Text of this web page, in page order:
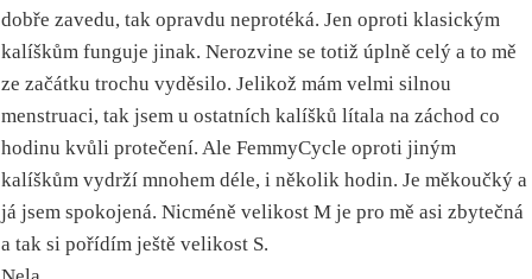
dobře zavedu, tak opravdu neprotéká. Jen oproti klasickým
kalíškům funguje jinak. Nerozvine se totiž úplně celý a to mě
ze začátku trochu vyděsilo. Jelikož mám velmi silnou
menstruaci, tak jsem u ostatních kalíšků lítala na záchod co
hodinu kvůli protečení. Ale FemmyCycle oproti jiným
kalíškům vydrží mnohem déle, i několik hodin. Je měkoučký a
já jsem spokojená. Nicméně velikost M je pro mě asi zbytečná
a tak si pořídím ještě velikost S.